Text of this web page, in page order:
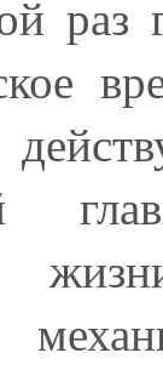
раз